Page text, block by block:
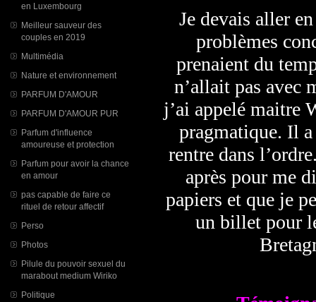
en Luxembourg
Meilleur sauveur des
couples en 2019
Multimédia
Nature et environnement
PARFUM D'AMOUR
PARFUM D'AMOUR PUR
Parfum d'influence
amoureuse et protection
Parfum pour avoir la chance
en amour
pas capable de faire ce
rituel de retour affectif
Perso
Photos
Pilule du pouvoir sexuel du
marabout medium Wiriko
Politique
Je devais aller
problèmes
prenaient du
n’allait pas avec
j’ai appelé maitre
pragmatique. Il
rentre dans
après pour me
papiers et que je
un billet pour